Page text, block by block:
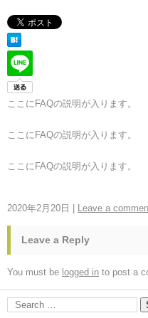
ここにFAQの説明が入ります。
ここにFAQの説明が入ります。
ここにFAQの説明が入ります。
2020年2月20日 Leave a
Leave a Reply
You must be logged in to post a